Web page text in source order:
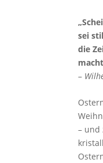
sei
die
–
– und